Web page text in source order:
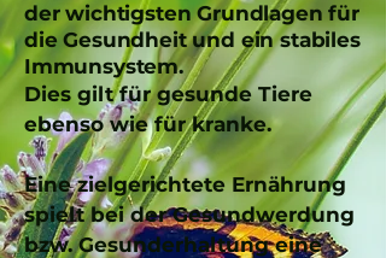
der wichtigsten Grundlagen für
die Gesundheit und ein stabiles
Immunsystem.
Dies gilt für gesunde Tiere
ebenso wie für kranke.
Eine zielgerichtete Ernährung
spielt bei der Gesundwerdung
bzw. Gesunderhaltung eine